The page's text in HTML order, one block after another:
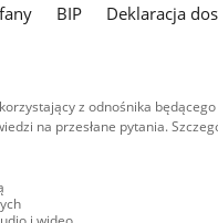
BIP Deklaracja
z odnośnika
na przesłane pytania.